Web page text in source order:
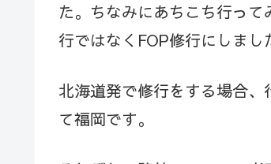
た。ちなみにあちこち行っ
行ではなくFOP修行にしまし
北海道発で修行をする場合
て福岡です。